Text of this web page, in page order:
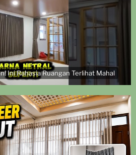
Ini Rahasia Ruangan Terlihat Mahal